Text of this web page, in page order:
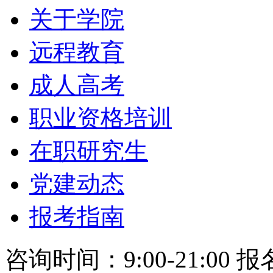
关于学院
远程教育
成人高考
职业资格培训
在职研究生
党建动态
报考指南
咨询时间：9:00-21:00 报